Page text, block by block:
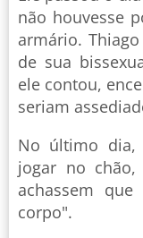
não houvesse
armário.
de sua
ele contou,
seriam
No último dia,
jogar no
achassem
corpo".